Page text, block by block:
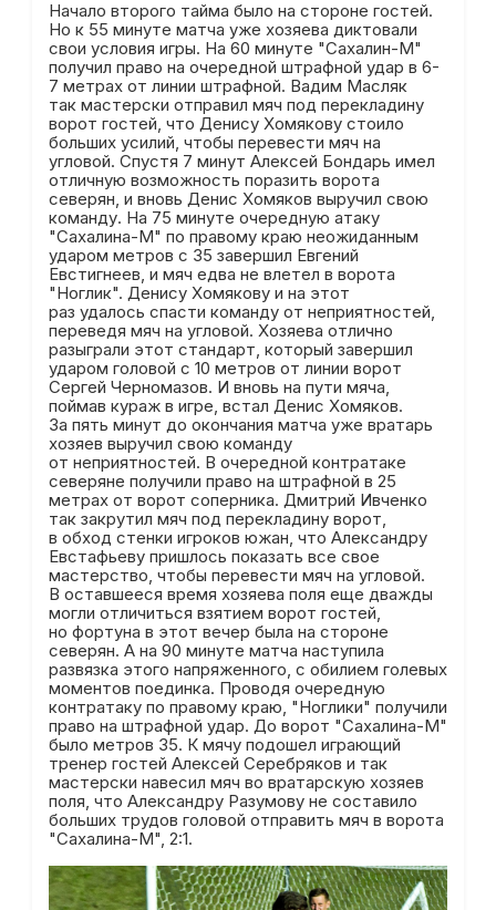
Начало второго тайма было на стороне гостей.
Но к 55 минуте матча уже хозяева диктовали
свои условия игры. На 60 минуте "Сахалин-М"
получил право на очередной штрафной удар в 6-
7 метрах от линии штрафной. Вадим Масляк
так мастерски отправил мяч под перекладину
ворот гостей, что Денису Хомякову стоило
больших усилий, чтобы перевести мяч на
угловой. Спустя 7 минут Алексей Бондарь имел
отличную возможность поразить ворота
северян, и вновь Денис Хомяков выручил свою
команду. На 75 минуте очередную атаку
"Сахалина-М" по правому краю неожиданным
ударом метров с 35 завершил Евгений
Евстигнеев, и мяч едва не влетел в ворота
"Ноглик". Денису Хомякову и на этот
раз удалось спасти команду от неприятностей,
переведя мяч на угловой. Хозяева отлично
разыграли этот стандарт, который завершил
ударом головой с 10 метров от линии ворот
Сергей Черномазов. И вновь на пути мяча,
поймав кураж в игре, встал Денис Хомяков.
За пять минут до окончания матча уже вратарь
хозяев выручил свою команду
от неприятностей. В очередной контратаке
северяне получили право на штрафной в 25
метрах от ворот соперника. Дмитрий Ивченко
так закрутил мяч под перекладину ворот,
в обход стенки игроков южан, что Александру
Евстафьеву пришлось показать все свое
мастерство, чтобы перевести мяч на угловой.
В оставшееся время хозяева поля еще дважды
могли отличиться взятием ворот гостей,
но фортуна в этот вечер была на стороне
северян. А на 90 минуте матча наступила
развязка этого напряженного, с обилием голевых
моментов поединка. Проводя очередную
контратаку по правому краю, "Ноглики" получили
право на штрафной удар. До ворот "Сахалина-М"
было метров 35. К мячу подошел играющий
тренер гостей Алексей Серебряков и так
мастерски навесил мяч во вратарскую хозяев
поля, что Александру Разумову не составило
больших трудов головой отправить мяч в ворота
"Сахалина-М", 2:1.